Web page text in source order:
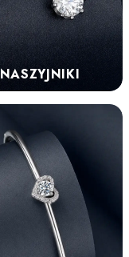
NASZYJNIKI